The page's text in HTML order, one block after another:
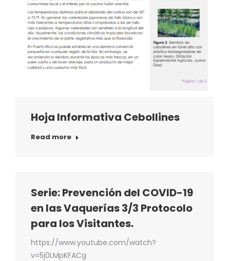
Hoja Informativa Cebollines
Read more
Serie: Prevención del COVID-19
en las Vaquerías 3/3 Protocolo
para los Visitantes.
https://www.youtube.com/watch?
v=5j0LMpKFACg